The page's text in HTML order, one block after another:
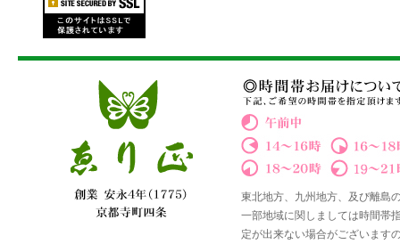
東北地方、九州地方、及び離島
一部地域に関しましては時間帯
定が出来ない場合がございます